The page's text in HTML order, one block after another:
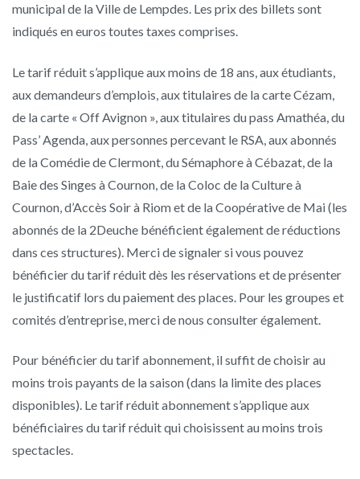
municipal de la Ville de Lempdes. Les prix des billets sont
indiqués en euros toutes taxes comprises.
Le tarif réduit s’applique aux moins de 18 ans, aux étudiants,
aux demandeurs d’emplois, aux titulaires de la carte Cézam,
de la carte « Off Avignon », aux titulaires du pass Amathéa, du
Pass’ Agenda, aux personnes percevant le RSA, aux abonnés
de la Comédie de Clermont, du Sémaphore à Cébazat, de la
Baie des Singes à Cournon, de la Coloc de la Culture à
Cournon, d’Accès Soir à Riom et de la Coopérative de Mai (les
abonnés de la 2Deuche bénéficient également de réductions
dans ces structures). Merci de signaler si vous pouvez
bénéficier du tarif réduit dès les réservations et de présenter
le justificatif lors du paiement des places. Pour les groupes et
comités d’entreprise, merci de nous consulter également.
Pour bénéficier du tarif abonnement, il suffit de choisir au
moins trois payants de la saison (dans la limite des places
disponibles). Le tarif réduit abonnement s’applique aux
bénéficiaires du tarif réduit qui choisissent au moins trois
spectacles.